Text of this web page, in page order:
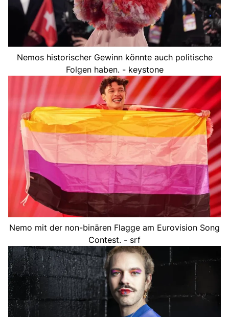
Nemos historischer Gewinn könnte auch politische
Folgen haben. - keystone
Nemo mit der non-binären Flagge am Eurovision Song
Contest. - srf